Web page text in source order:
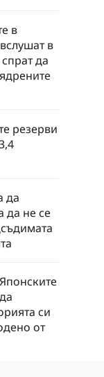
в
в
да
резерви
да
да не се
си
от